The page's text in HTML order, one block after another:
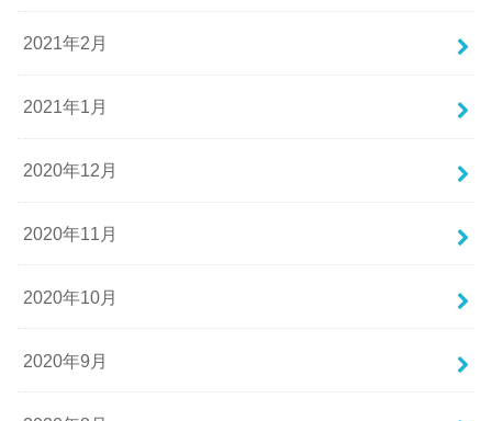
2021年2月
2021年1月
2020年12月
2020年11月
2020年10月
2020年9月